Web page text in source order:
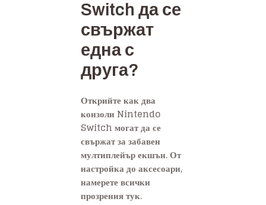
Switch да се
свържат
една с
друга?
Открийте как два
конзоли Nintendo
Switch могат да се
свържат за забавен
мултиплейър екшън. От
настройка до аксесоари,
намерете всички
прозрения тук.